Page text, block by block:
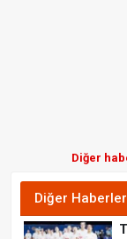
Diğer
Diğer Haberler